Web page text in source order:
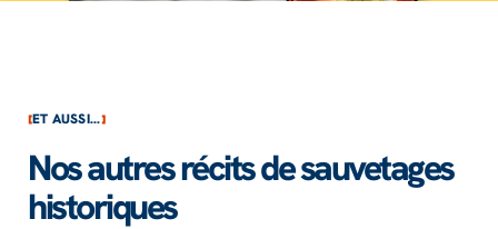
ET AUSSI...
Nos autres récits de sauvetages
historiques